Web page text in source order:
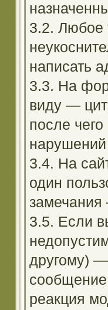
3.2. Любое
написать
3.3. На
виду —
после
3.4. На
один
замечания
3.5. Если
другому)
реакция